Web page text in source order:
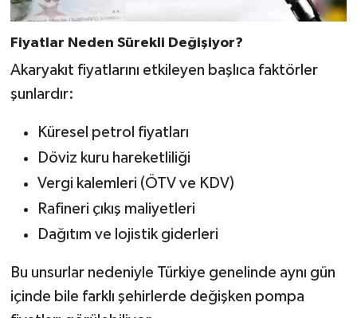
Fiyatlar Neden Sürekli Değişiyor?
Akaryakıt fiyatlarını etkileyen başlıca faktörler
şunlardır:
Küresel petrol fiyatları
Döviz kuru hareketliliği
Vergi kalemleri (ÖTV ve KDV)
Rafineri çıkış maliyetleri
Dağıtım ve lojistik giderleri
Bu unsurlar nedeniyle Türkiye genelinde aynı gün
içinde bile farklı şehirlerde değişken pompa